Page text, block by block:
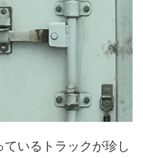
いるトラックが珍し